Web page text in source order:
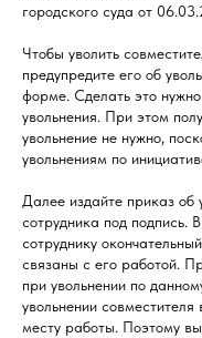
городского суда от
Чтобы уволить
предупредите его об
форме. Сделать это
увольнения. При этом
увольнение не нужно,
увольнениям по
Далее издайте приказ об
сотрудника под подпись.
сотруднику
связаны с его работой.
при увольнении по
увольнении
месту работы. Поэтому